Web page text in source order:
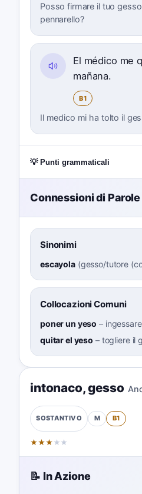
Posso firmare il tuo
pennarello?
El médico me
mañana.
B1
Il medico mi ha tolto il
💡 Punti grammaticali
Connessioni di Parole
Sinonimi
escayola(gesso/tutore
Collocazioni Comuni
poner un yeso –
quitar el yeso – togliere il
intonaco,gesso
SOSTANTIVO M B1
★★★ ★ ★
📝 In Azione